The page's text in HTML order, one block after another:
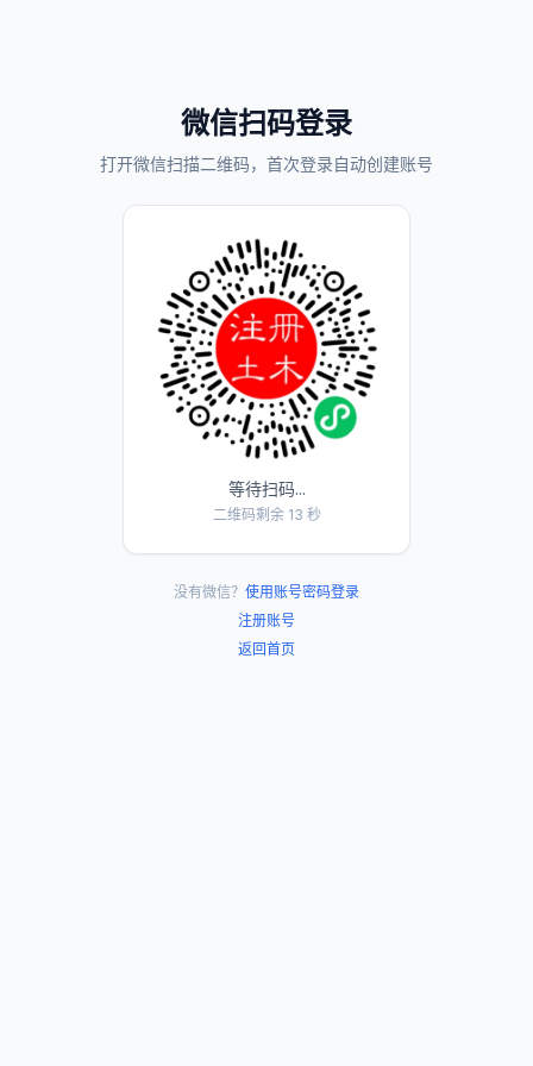
微信扫码登录
打开微信扫描二维码，首次登录自动创建账号
等待扫码...
二维码剩余 13 秒
没有微信？ 使用账号密码登录
注册账号
返回首页